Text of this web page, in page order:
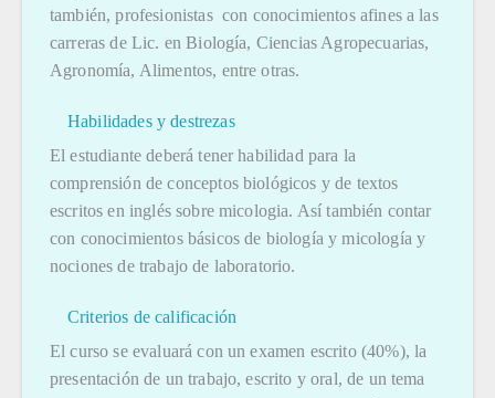
también, profesionistas con conocimientos afines a las
carreras de Lic. en Biología, Ciencias Agropecuarias,
Agronomía, Alimentos, entre otras.
Habilidades y destrezas
El estudiante deberá tener habilidad para la
comprensión de conceptos biológicos y de textos
escritos en inglés sobre micologia. Así también contar
con conocimientos básicos de biología y micología y
nociones de trabajo de laboratorio.
Criterios de calificación
El curso se evaluará con un examen escrito (40%), la
presentación de un trabajo, escrito y oral, de un tema